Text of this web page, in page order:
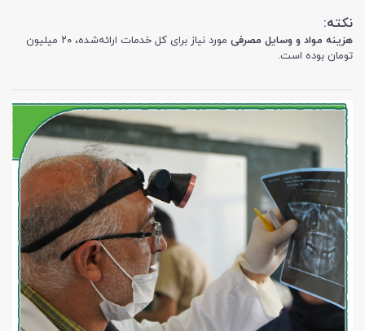
نکته:
هزینه‌ مواد و وسایل مصرفی
مورد نیاز برای کل خدمات ارائه‌شده، ۲۰ میلیون
تومان بوده است.